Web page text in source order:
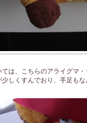
ては、こちらのアライグマ・
少しくすんでおり、手足も